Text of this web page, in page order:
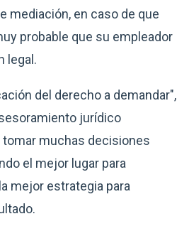
mediación, en caso de que
probable que su empleador
legal.
del derecho a demandar",
jurídico
tomar muchas decisiones
el mejor lugar para
mejor estrategia para